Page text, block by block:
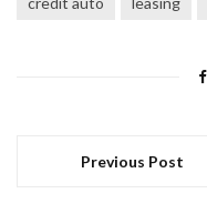
Previous Post